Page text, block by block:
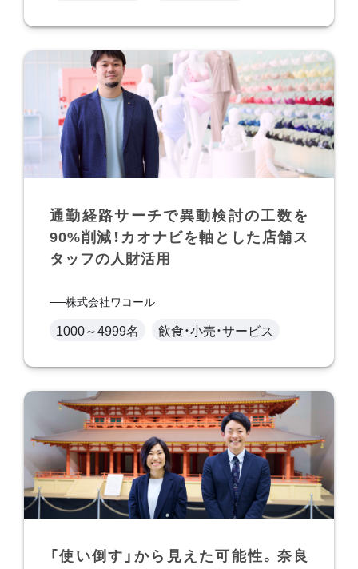
通勤経路サーチで異動検討の工数を
90%削減！カオナビを軸とした店舗ス
タッフの人財活用
株式会社ワコール
1000～4999名 飲食・小売・サービス
「使い倒す」から見えた可能性。奈良